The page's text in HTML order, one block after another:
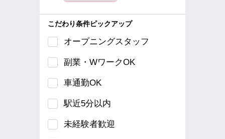
こだわり条件ピックアップ
オープニングスタッフ
副業・WワークOK
車通勤OK
駅近5分以内
未経験者歓迎